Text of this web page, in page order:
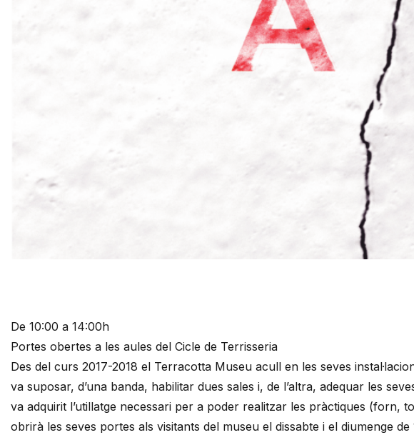
De 10:00 a 14:00h
Portes obertes a les aules del Cicle de Terrisseria
Des del curs 2017-2018 el Terracotta Museu acull en les seves
va suposar, d’una banda, habilitar dues sales i, de l’altra, adequar les
va adquirit l’utillatge necessari per a poder realitzar les pràctiques (forn,
obrirà les seves portes als visitants del museu el dissabte i el diumenge